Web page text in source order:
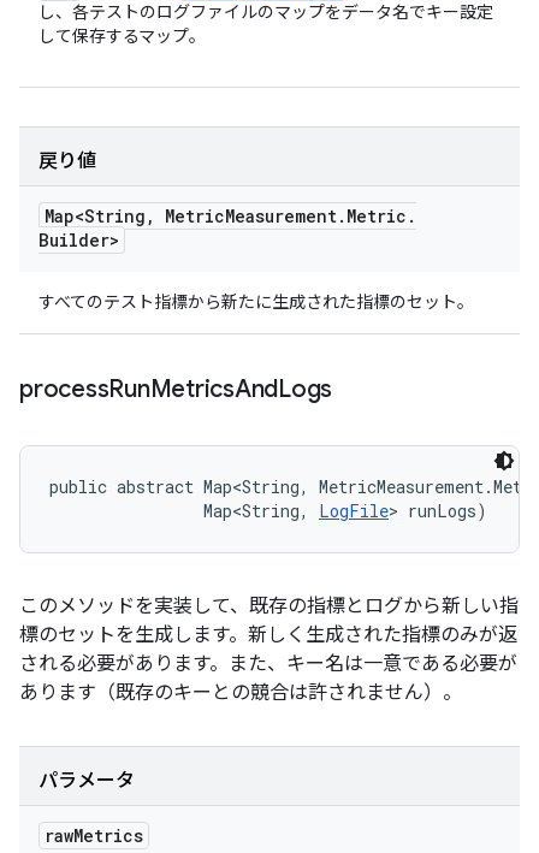
し、各テストのログファイルのマップをデータ名でキー設定
して保存するマップ。
戻り値
Map<String , MetricMeasurement. Metric .
Builder>
すべてのテスト指標から新たに生成された指標のセット。
processRunMetricsAndLogs
public abstract Map<String,
                Map<String,
LogFile> runLogs)
このメソッドを実装して、既存の指標とログから新しい指
標のセットを生成します。新しく生成された指標のみが返
される必要があります。また、キー名は一意である必要が
あります（既存のキーとの競合は許されません）。
パラメータ
rawMetrics